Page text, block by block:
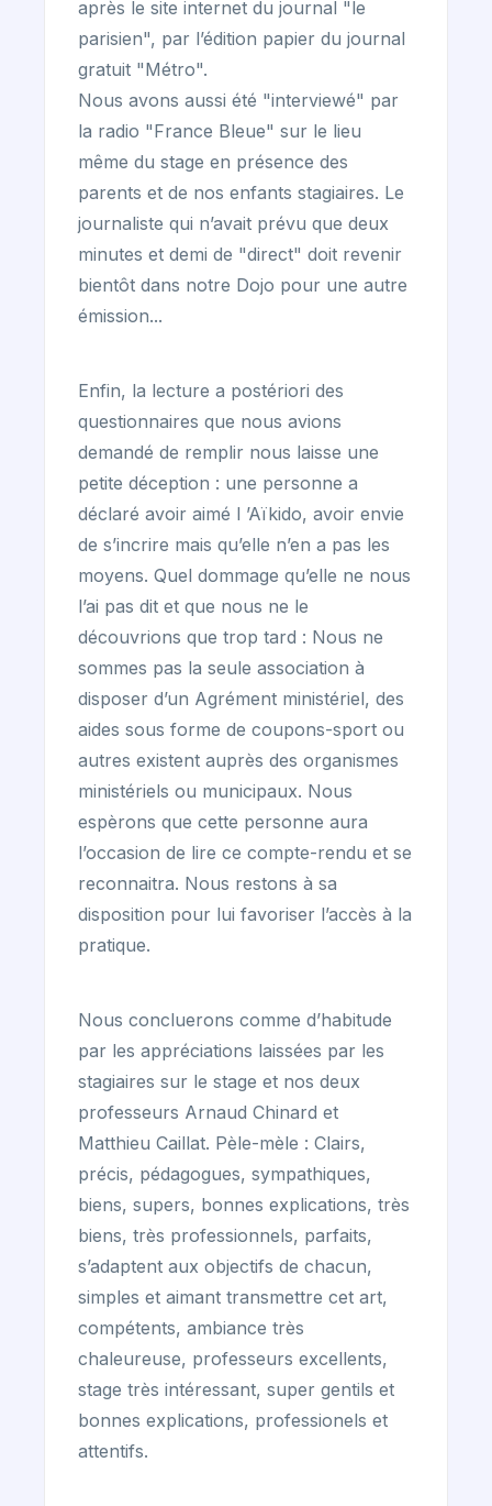
après le site internet du journal "le
parisien", par l’édition papier du journal
gratuit "Métro".
Nous avons aussi été "interviewé" par
la radio "France Bleue" sur le lieu
même du stage en présence des
parents et de nos enfants stagiaires. Le
journaliste qui n’avait prévu que deux
minutes et demi de "direct" doit revenir
bientôt dans notre Dojo pour une autre
émission...
Enfin, la lecture a postériori des
questionnaires que nous avions
demandé de remplir nous laisse une
petite déception : une personne a
déclaré avoir aimé l ’Aïkido, avoir envie
de s’incrire mais qu’elle n’en a pas les
moyens. Quel dommage qu’elle ne nous
l’ai pas dit et que nous ne le
découvrions que trop tard : Nous ne
sommes pas la seule association à
disposer d’un Agrément ministériel, des
aides sous forme de coupons-sport ou
autres existent auprès des organismes
ministériels ou municipaux. Nous
espèrons que cette personne aura
l’occasion de lire ce compte-rendu et se
reconnaitra. Nous restons à sa
disposition pour lui favoriser l’accès à la
pratique.
Nous concluerons comme d’habitude
par les appréciations laissées par les
stagiaires sur le stage et nos deux
professeurs Arnaud Chinard et
Matthieu Caillat. Pèle-mèle : Clairs,
précis, pédagogues, sympathiques,
biens, supers, bonnes explications, très
biens, très professionnels, parfaits,
s’adaptent aux objectifs de chacun,
simples et aimant transmettre cet art,
compétents, ambiance très
chaleureuse, professeurs excellents,
stage très intéressant, super gentils et
bonnes explications, professionels et
attentifs.